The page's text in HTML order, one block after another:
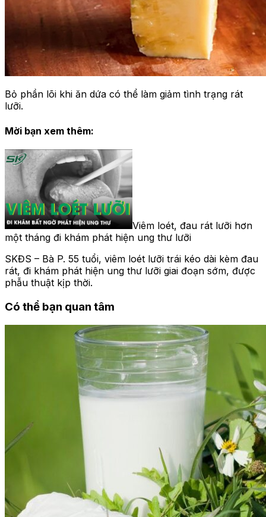
Bỏ phần lõi khi ăn dứa có thể làm giảm tình trạng rát
lưỡi.
Mời bạn xem thêm:
Viêm loét, đau rát lưỡi hơn
một tháng đi khám phát hiện ung thư lưỡi
SKĐS – Bà P. 55 tuổi, viêm loét lưỡi trái kéo dài kèm đau
rát, đi khám phát hiện ung thư lưỡi giai đoạn sớm, được
phẫu thuật kịp thời.
Có thể bạn quan tâm